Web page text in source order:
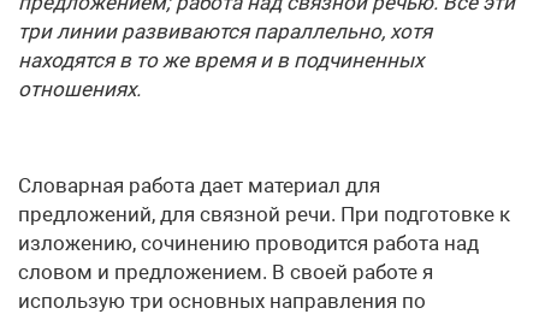
три линии развиваются параллельно, хотя
находятся в то же время и в подчиненных
отношениях.
Словарная работа дает материал для
предложений, для связной речи. При подготовке к
изложению, сочинению проводится работа над
словом и предложением. В своей работе я
использую три основных направления по